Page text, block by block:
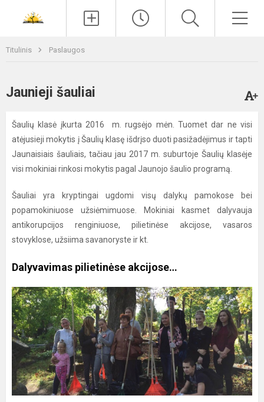
Titulinis Paslaugos
Jaunieji šauliai
Šaulių klasė įkurta 2016 m. rugsėjo mėn. Tuomet dar ne visi
atėjusieji mokytis į Šaulių klasę išdrįso duoti pasižadėjimus ir tapti
Jaunaisiais šauliais, tačiau jau 2017 m. suburtoje Šaulių klasėje
visi mokiniai rinkosi mokytis pagal Jaunojo šaulio programą.
Šauliai yra kryptingai ugdomi visų dalykų pamokose bei
popamokiniuose užsiėmimuose. Mokiniai kasmet dalyvauja
antikorupcijos renginiuose, pilietinėse akcijose, vasaros
stovyklose, užsiima savanoryste ir kt.
Dalyvavimas pilietinėse akcijose…